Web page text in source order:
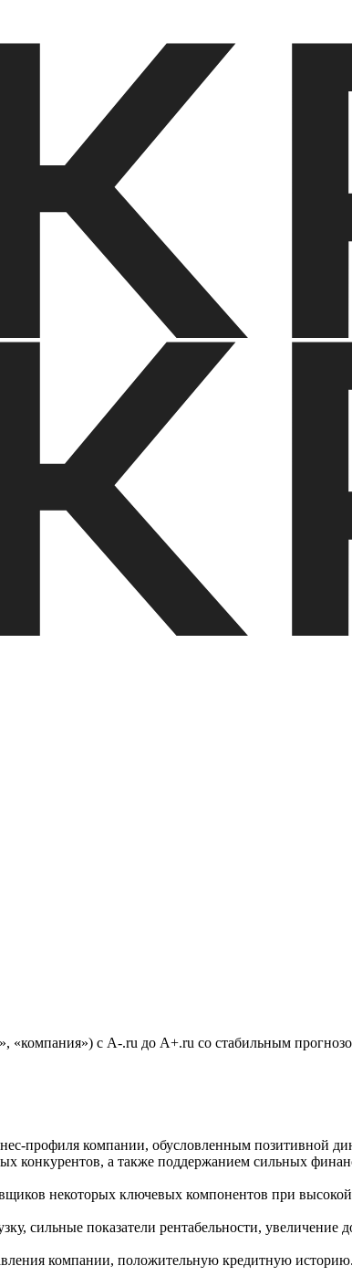
«компания») с A-.ru до A+.ru со стабильным
профиля компании, обусловленным позитивной
конкурентов, а также поддержанием сильных
некоторых ключевых компонентов при
сильные показатели рентабельности, увеличение
компании, положительную кредитную историю.